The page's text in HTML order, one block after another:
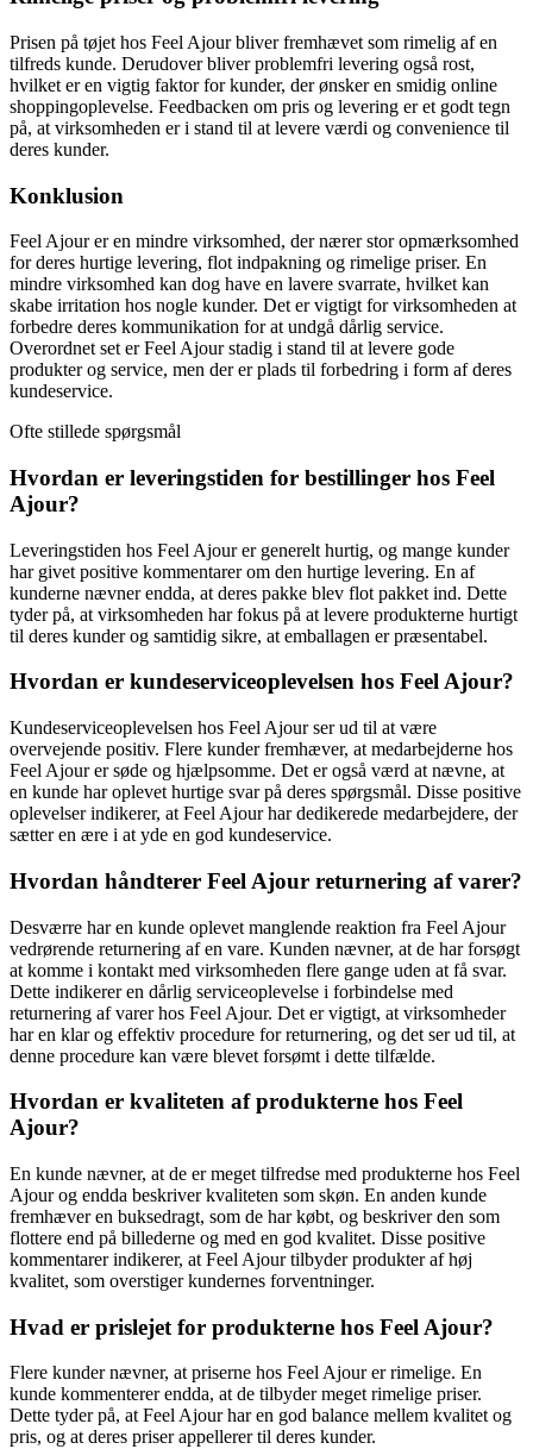
Prisen på tøjet hos Feel Ajour bliver fremhævet som rimelig af en
tilfreds kunde. Derudover bliver problemfri levering også rost,
hvilket er en vigtig faktor for kunder, der ønsker en smidig online
shoppingoplevelse. Feedbacken om pris og levering er et godt tegn
på, at virksomheden er i stand til at levere værdi og convenience til
deres kunder.
Konklusion
Feel Ajour er en mindre virksomhed, der nærer stor opmærksomhed
for deres hurtige levering, flot indpakning og rimelige priser. En
mindre virksomhed kan dog have en lavere svarrate, hvilket kan
skabe irritation hos nogle kunder. Det er vigtigt for virksomheden at
forbedre deres kommunikation for at undgå dårlig service.
Overordnet set er Feel Ajour stadig i stand til at levere gode
produkter og service, men der er plads til forbedring i form af deres
kundeservice.
Ofte stillede spørgsmål
Hvordan er leveringstiden for bestillinger hos Feel
Ajour?
Leveringstiden hos Feel Ajour er generelt hurtig, og mange kunder
har givet positive kommentarer om den hurtige levering. En af
kunderne nævner endda, at deres pakke blev flot pakket ind. Dette
tyder på, at virksomheden har fokus på at levere produkterne hurtigt
til deres kunder og samtidig sikre, at emballagen er præsentabel.
Hvordan er kundeserviceoplevelsen hos Feel Ajour?
Kundeserviceoplevelsen hos Feel Ajour ser ud til at være
overvejende positiv. Flere kunder fremhæver, at medarbejderne hos
Feel Ajour er søde og hjælpsomme. Det er også værd at nævne, at
en kunde har oplevet hurtige svar på deres spørgsmål. Disse positive
oplevelser indikerer, at Feel Ajour har dedikerede medarbejdere, der
sætter en ære i at yde en god kundeservice.
Hvordan håndterer Feel Ajour returnering af varer?
Desværre har en kunde oplevet manglende reaktion fra Feel Ajour
vedrørende returnering af en vare. Kunden nævner, at de har forsøgt
at komme i kontakt med virksomheden flere gange uden at få svar.
Dette indikerer en dårlig serviceoplevelse i forbindelse med
returnering af varer hos Feel Ajour. Det er vigtigt, at virksomheder
har en klar og effektiv procedure for returnering, og det ser ud til, at
denne procedure kan være blevet forsømt i dette tilfælde.
Hvordan er kvaliteten af produkterne hos Feel
Ajour?
En kunde nævner, at de er meget tilfredse med produkterne hos Feel
Ajour og endda beskriver kvaliteten som skøn. En anden kunde
fremhæver en buksedragt, som de har købt, og beskriver den som
flottere end på billederne og med en god kvalitet. Disse positive
kommentarer indikerer, at Feel Ajour tilbyder produkter af høj
kvalitet, som overstiger kundernes forventninger.
Hvad er prislejet for produkterne hos Feel Ajour?
Flere kunder nævner, at priserne hos Feel Ajour er rimelige. En
kunde kommenterer endda, at de tilbyder meget rimelige priser.
Dette tyder på, at Feel Ajour har en god balance mellem kvalitet og
pris, og at deres priser appellerer til deres kunder.